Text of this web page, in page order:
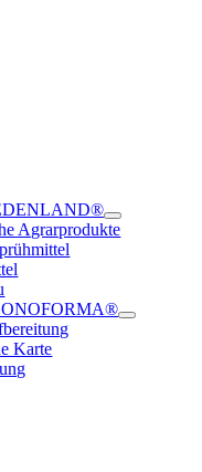
Agrarprodukte
Karte